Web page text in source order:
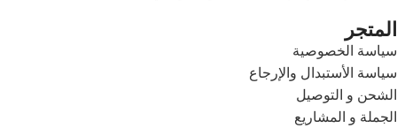
المتجر
سياسة الخصوصية
سياسة الأستبدال والإرجاع
الشحن و التوصيل
الجملة و المشاريع